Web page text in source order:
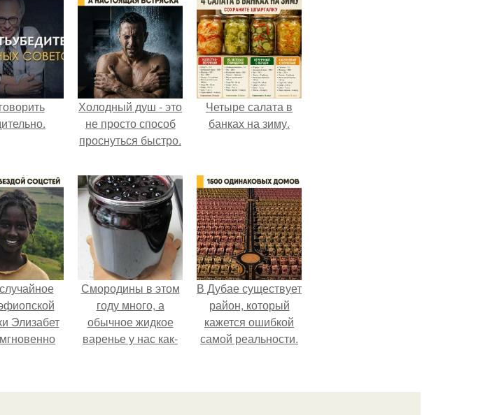
Холодный душ - это
не просто способ
проснуться быстро.
Четыре салата в
банках на зиму.
Элизабет
её новой
Смородины в этом
году много, а
обычное жидкое
варенье у нас как-
В Дубае существует
район, который
кажется ошибкой
самой реальности.